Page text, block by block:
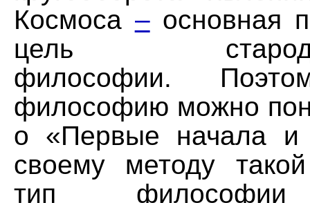
Космоса –основная
цель
философии.
философию можно
о «Первые начала и
своему методу
тип философии